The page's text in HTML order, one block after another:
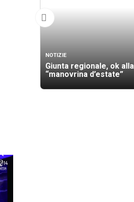
NOTIZIE
Giunta regionale, ok alla
“manovrina d’estate”